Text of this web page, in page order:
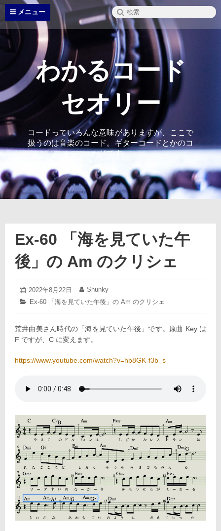
コ
テ
ン
ッ
プ
メニュー
検
索:
わかるコード
セオリー
コードっていろんな意味がありますが、ここで
扱うのは音楽のコード。ギターコードとかのコ
ードです。
Ex-60 「海を見ていた午
後」の Am のクリシェ
投
稿
2022年8月22日
2022
年
8
日
投
稿
Shunky
カ
リ
ー:
Ex-60 「海を見ていた午後」の Am のクリシェ
荒井由美さん時代の「海を見ていた午後」です。原曲 Key は
F ですが、C に変えます。
https://www.youtube.com/watch?v=hb8GK-f3b_s